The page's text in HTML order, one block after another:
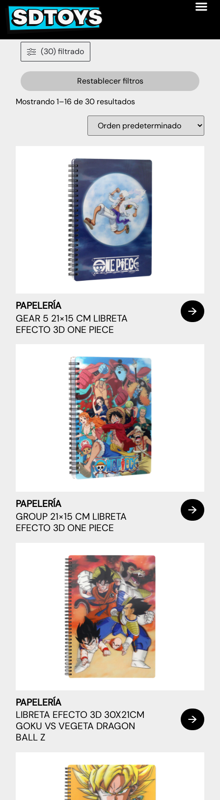
(30) filtrado
Restablecer filtros
Mostrando 1–16 de 30 resultados
PAPELERÍA
GEAR 5 21×15 CM LIBRETA
EFECTO 3D ONE PIECE
PAPELERÍA
GROUP 21×15 CM LIBRETA
EFECTO 3D ONE PIECE
PAPELERÍA
LIBRETA EFECTO 3D 30X21CM
GOKU VS VEGETA DRAGON
BALL Z